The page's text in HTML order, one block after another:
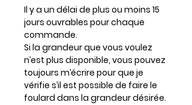
Il y a un délai de plus ou moins 15
jours ouvrables pour chaque
commande.
Si la grandeur que vous voulez
n’est plus disponible, vous pouvez
toujours m’écrire pour que je
vérifie s’il est possible de faire le
foulard dans la grandeur désirée.